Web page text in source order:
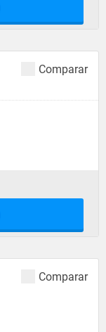
Comparar
Comparar